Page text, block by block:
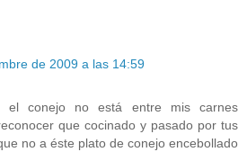
de 2009 a las 14:59
conejo no está entre mis carnes
que cocinado y pasado por tus
no a éste plato de conejo encebollado